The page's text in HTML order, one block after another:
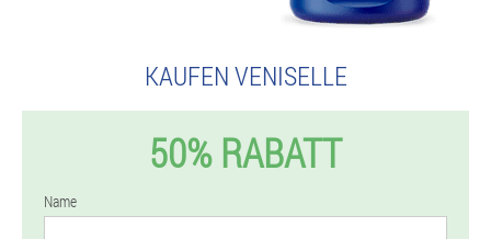
KAUFEN VENISELLE
50% RABATT
Name